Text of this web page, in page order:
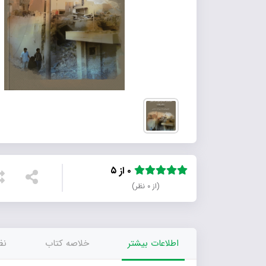
(از ۰ نظر)
اطلاعات بیشتر خلاصه کتاب